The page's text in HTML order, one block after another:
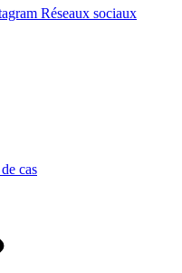
Réseaux sociaux
cas